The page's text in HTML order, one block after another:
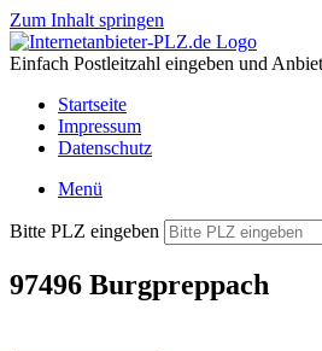
Zum Inhalt springen
Einfach Postleitzahl eingeben und
Startseite
Impressum
Datenschutz
Menü
Bitte PLZ eingeben
97496 Burgpreppach